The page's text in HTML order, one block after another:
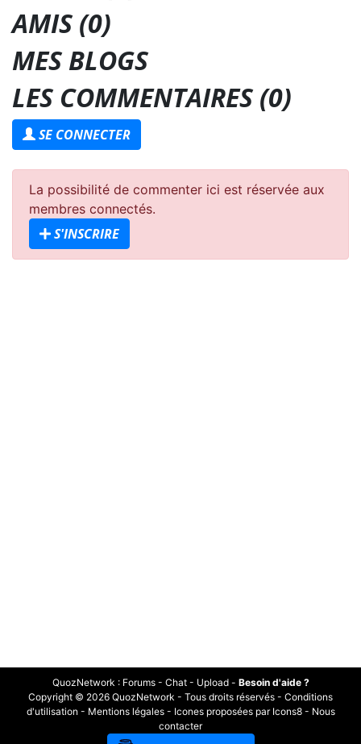
AMIS (0)
MES BLOGS
LES COMMENTAIRES (0)
SE CONNECTER
La possibilité de commenter ici est réservée aux
membres connectés.
S'INSCRIRE
QuozNetwork : Forums- Chat- Upload- Besoin d'aide ?
Copyright © 2026 QuozNetwork - Tous droits réservés - Conditions
d'utilisation - Mentions légales- Icones proposées par Icons8- Nous
contacter